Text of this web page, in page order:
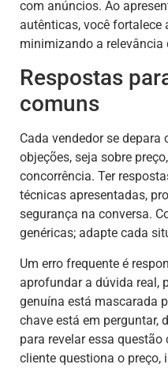
com anúncios. Ao
autênticas, você fortalece
minimizando a relevância
Respostas
comuns
Cada vendedor se
objeções, seja sobre
concorrência. Ter
técnicas apresentadas,
segurança na conversa.
genéricas; adapte cada
Um erro frequente é
aprofundar a dúvida real,
genuína está mascarada
chave está em perguntar,
para revelar essa questão
cliente questiona o preço,